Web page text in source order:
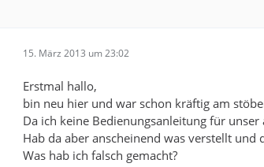
15. März 2013 um 23:02
Erstmal hallo,
bin neu hier und war schon kräftig am
Da ich keine Bedienungsanleitung für
Hab da aber anscheinend was verstellt
Was hab ich falsch gemacht?